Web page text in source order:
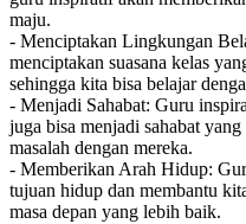
maju.
- Menciptakan Lingkungan
menciptakan suasana kelas
sehingga kita bisa belajar
- Menjadi Sahabat: Guru
juga bisa menjadi sahabat
masalah dengan mereka.
- Memberikan Arah Hidup:
tujuan hidup dan membantu
masa depan yang lebih baik.